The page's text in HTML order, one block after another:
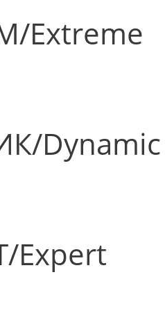
Extreme
Dynamic
Expert